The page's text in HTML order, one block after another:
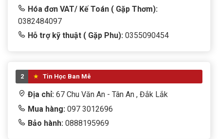
Hóa đơn VAT/ Kế Toán ( Gặp Thơm):
0382484097
Hỗ trợ kỹ thuật ( Gặp Phu): 0355090454
2 Tin Học Ban Mê
Địa chỉ: 67 Chu Văn An - Tân An , Đắk Lắk
Mua hàng: 097 3012696
Bảo hành: 0888195969